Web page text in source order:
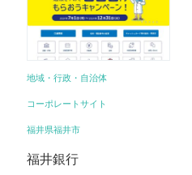
地域・行政・自治体
コーポレートサイト
福井県福井市
福井銀行